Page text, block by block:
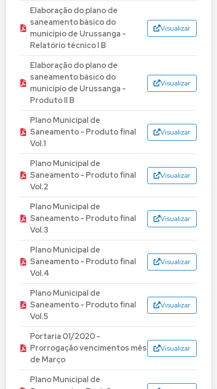
Elaboração do plano de
saneamento básico do
município de Urussanga -
Relatório técnico I B
Visualizar
Elaboração do plano de
saneamento básico do
município de Urussanga -
Produto II B
Visualizar
Plano Municipal de
Saneamento - Produto final
Vol.1
Visualizar
Plano Municipal de
Saneamento - Produto final
Vol.2
Visualizar
Plano Municipal de
Saneamento - Produto final
Vol.3
Visualizar
Plano Municipal de
Saneamento - Produto final
Vol.4
Visualizar
Plano Municipal de
Saneamento - Produto final
Vol.5
Visualizar
Portaria 01/2020 -
Prorrogação vencimentos mês
de Março
Visualizar
Plano Municipal de